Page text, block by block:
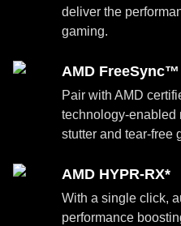
deliver the
gaming.
AMD
Pair with AMD
technology-enabled
stutter and tear-free
AMD HYPR-RX*
With a single click,
performance